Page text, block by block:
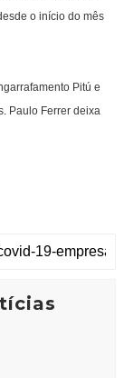
o início do mês
Pitú e
Paulo Ferrer deixa